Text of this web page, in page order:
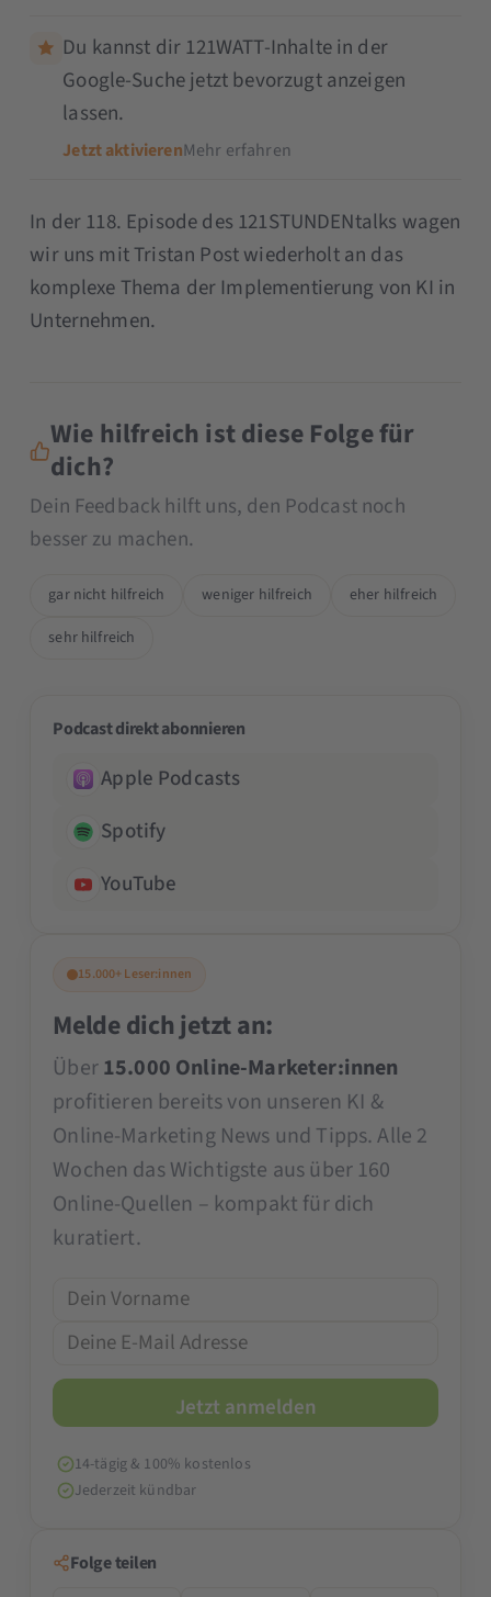
Du kannst dir 121WATT-Inhalte in der
Google-Suche jetzt bevorzugt anzeigen
lassen.
Jetzt aktivierenMehr erfahren
​​In der 118. Episode des 121STUNDENtalks wagen
wir uns mit Tristan Post wiederholt an das
komplexe Thema der Implementierung von KI in
Unternehmen.
Wie hilfreich ist diese Folge für
dich?
Dein Feedback hilft uns, den Podcast noch
besser zu machen.
gar nicht hilfreich weniger hilfreich
eher hilfreich
sehr hilfreich
Podcast direkt abonnieren
Apple Podcasts
Spotify
YouTube
15.000+ Leser:innen
Melde dich jetzt an:
Über15.000 Online-Marketer:innen
profitieren bereits von unseren KI &
Online-Marketing News und Tipps. Alle 2
Wochen das Wichtigste aus über 160
Online-Quellen – kompakt für dich
kuratiert.
14-tägig & 100% kostenlos
Jederzeit kündbar
Folge teilen